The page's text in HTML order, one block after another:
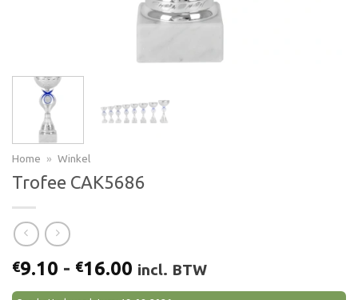
Home » Winkel
Trofee CAK5686
€9.10 - €16.00 Prijsklasse:
€9.10
incl. BTW